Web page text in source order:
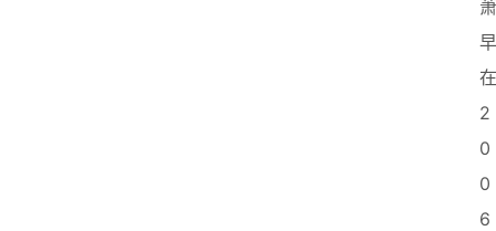
萧
早
在
2
0
0
6